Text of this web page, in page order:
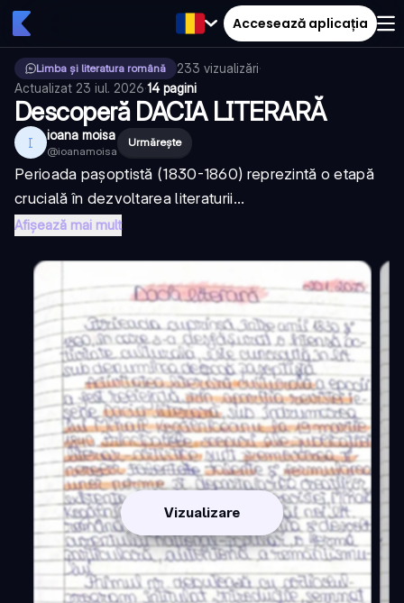
Accesează aplicația
Limba și literatura română 233 vizualizări·
Actualizat 23 iul. 2026·14 pagini
Descoperă DACIA LITERARĂ
I ioana moisa
@ioanamoisa
Urmărește
Perioada pașoptistă (1830-1860) reprezintă o etapă
crucială în dezvoltarea literaturii...
Afișează mai mult
Vizualizare